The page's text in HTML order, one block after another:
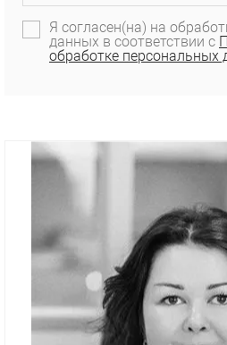
Я согласен(на) на
данных в соответствии с
обработке персональных